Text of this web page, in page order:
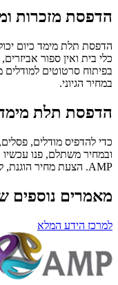
הדפסת מזכרות
הדפסת תלת מימד כיום
כלי בית ואין ספור
בפיתוח סרטוטים
במחיר הגיוני.
הדפסת תלת
כדי להדפיס מודלים,
ובמחיר משתלם, פנו
AMP. הצעת מחיר הוגנת, ליווי מקצועי וביצוע ברמה הגבוהה ביותר.
מאמרים נוספים
למרכז הידע המלא